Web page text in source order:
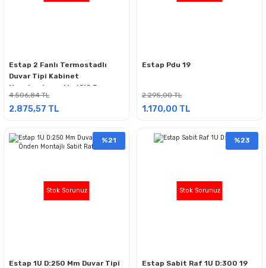
Estap 2 Fanlı Termostadlı
Duvar Tipi Kabinet
Havalandırma Modülü Beyaz
4.506,84 TL
2.875,57 TL
Estap Pdu 19
2.295,00 TL
1.170,00 TL
Stok Sorunuz
%21
Estap 1U D:250 Mm Duvar Tipi
Stok Sorunuz
%23
Estap Sabit Raf 1U D:300 19